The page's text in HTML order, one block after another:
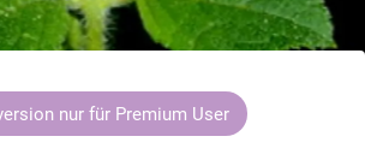
nur für Premium User